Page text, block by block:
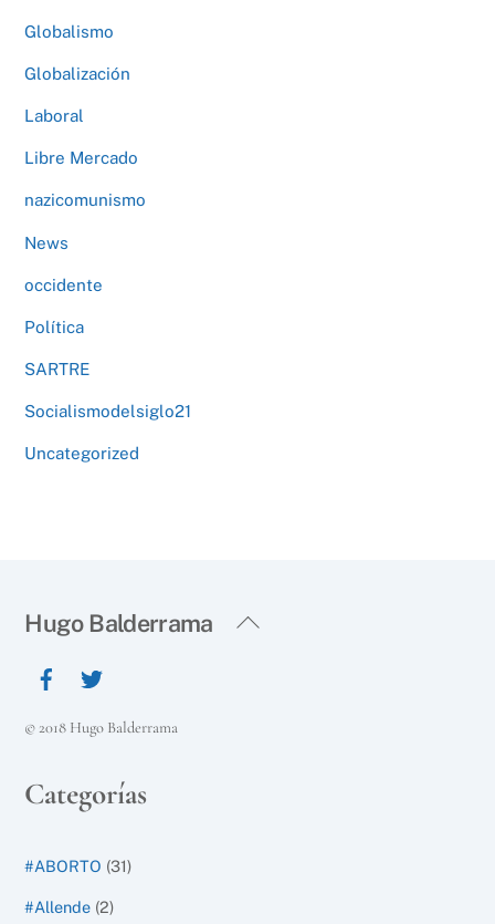
Globalismo
Globalización
Laboral
Libre Mercado
nazicomunismo
News
occidente
Política
SARTRE
Socialismodelsiglo21
Uncategorized
Back
Hugo Balderrama
© 2018 Hugo Balderrama
Categorías
#ABORTO (31)
#Allende (2)